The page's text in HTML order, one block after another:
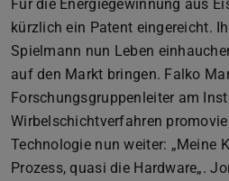
Für die Energiegewinnung aus
kürzlich ein Patent eingereicht.
Spielmann nun Leben
auf den Markt bringen. Falko
Forschungsgruppenleiter am
Wirbelschichtverfahren
Technologie nun weiter: „Meine
Prozess, quasi die Hardware„.